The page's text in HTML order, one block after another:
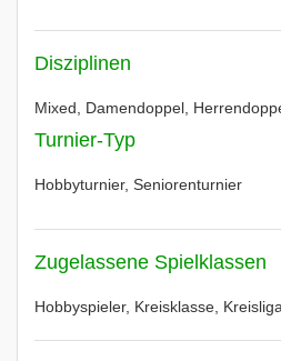
Disziplinen
Mixed, Damendoppel,
Turnier-Typ
Hobbyturnier, Seniorenturnier
Zugelassene Spielklassen
Hobbyspieler, Kreisklasse,